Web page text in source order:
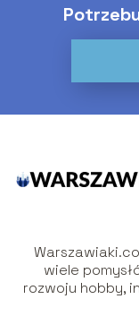
wiele
rozwoju hobby,